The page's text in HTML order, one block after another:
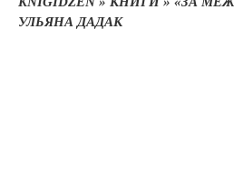
УЛЬЯНА ДАДАК